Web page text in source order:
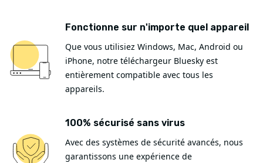
Fonctionne sur n'importe quel appareil
Que vous utilisiez Windows, Mac, Android ou
iPhone, notre téléchargeur Bluesky est
entièrement compatible avec tous les
appareils.
100% sécurisé sans virus
Avec des systèmes de sécurité avancés, nous
garantissons une expérience de